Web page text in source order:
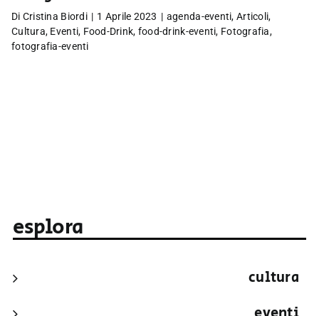
Di Cristina Biordi | 1 Aprile 2023 | agenda-eventi,Articoli,
Cultura, Eventi, Food-Drink, food-drink-eventi, Fotografia,
fotografia-eventi
esplora
cultura